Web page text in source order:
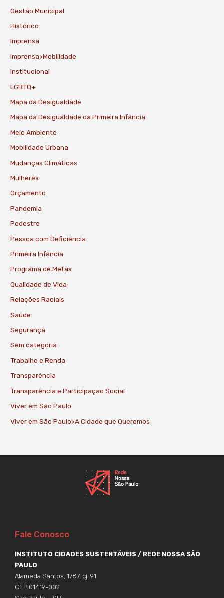
Gestão Municipal
Histórico
Imprensa
Imprensa>Mobilidade
Institucional
LGBTQ+
Mapa da Desigualdade
Mapa da Desigualdade da Primeira Infância
Meio Ambiente
Mobilidade Urbana
Mudanças Climáticas
Mulheres
Orçamento
Pandemia
Pedestre
Pessoa com Deficiência
Primeira Infância
Programa de Metas
Qualidade de Vida
Relações Raciais
Saúde
Segurança
Sem categoria
Trabalho e Renda
Transparência
Transparência e Participação Social
Viver em São Paulo
Viver em São Paulo>A Cidade que Queremos
Fale Conosco
INSTITUTO CIDADES SUSTENTÁVEIS / REDE NOSSA SÃO
PAULO
Alameda Santos, 1787, cj. 91
CEP 01419-002